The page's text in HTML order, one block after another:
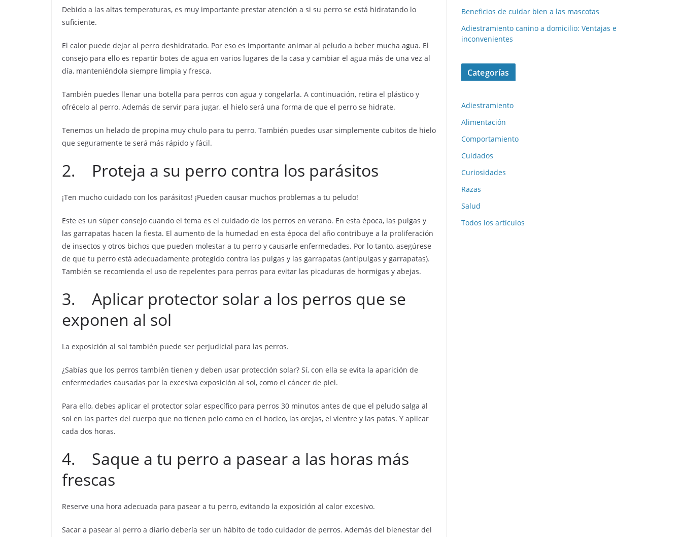
Debido a las altas temperaturas, es muy importante prestar atención a si su perro se está hidratando lo
suficiente.
El calor puede dejar al perro deshidratado. Por eso es importante animar al peludo a beber mucha agua. El
consejo para ello es repartir botes de agua en varios lugares de la casa y cambiar el agua más de una vez al
día, manteniéndola siempre limpia y fresca.
También puedes llenar una botella para perros con agua y congelarla. A continuación, retira el plástico y
ofrécelo al perro. Además de servir para jugar, el hielo será una forma de que el perro se hidrate.
Tenemos un helado de propina muy chulo para tu perro. También puedes usar simplemente cubitos de hielo
que seguramente te será más rápido y fácil.
2. Proteja a su perro contra los parásitos
¡Ten mucho cuidado con los parásitos! ¡Pueden causar muchos problemas a tu peludo!
Este es un súper consejo cuando el tema es el cuidado de los perros en verano. En esta época, las pulgas y
las garrapatas hacen la fiesta. El aumento de la humedad en esta época del año contribuye a la proliferación
de insectos y otros bichos que pueden molestar a tu perro y causarle enfermedades. Por lo tanto, asegúrese
de que tu perro está adecuadamente protegido contra las pulgas y las garrapatas (antipulgas y garrapatas).
También se recomienda el uso de repelentes para perros para evitar las picaduras de hormigas y abejas.
3. Aplicar protector solar a los perros que se
exponen al sol
La exposición al sol también puede ser perjudicial para las perros.
¿Sabías que los perros también tienen y deben usar protección solar? Sí, con ella se evita la aparición de
enfermedades causadas por la excesiva exposición al sol, como el cáncer de piel.
Para ello, debes aplicar el protector solar específico para perros 30 minutos antes de que el peludo salga al
sol en las partes del cuerpo que no tienen pelo como en el hocico, las orejas, el vientre y las patas. Y aplicar
cada dos horas.
4. Saque a tu perro a pasear a las horas más
frescas
Reserve una hora adecuada para pasear a tu perro, evitando la exposición al calor excesivo.
Sacar a pasear al perro a diario debería ser un hábito de todo cuidador de perros. Además del bienestar del
Beneficios de cuidar bien a las mascotas
Adiestramiento canino a domicilio: Ventajas e
inconvenientes
Categorías
Adiestramiento
Alimentación
Comportamiento
Cuidados
Curiosidades
Razas
Salud
Todos los artículos